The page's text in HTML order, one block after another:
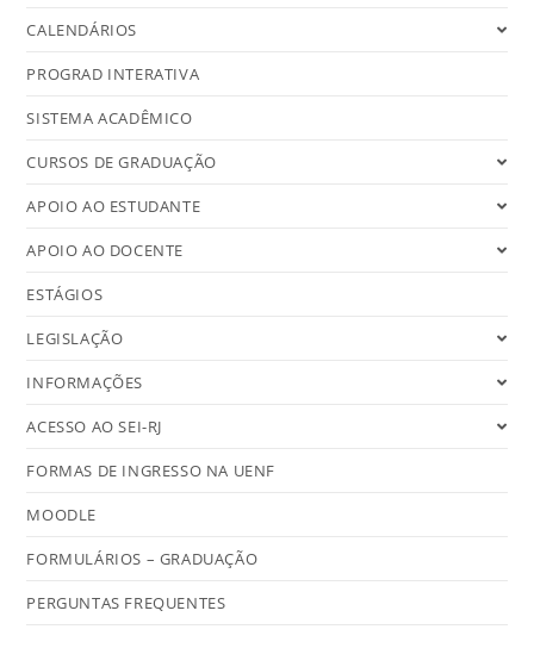
CALENDÁRIOS
PROGRAD INTERATIVA
SISTEMA ACADÊMICO
CURSOS DE GRADUAÇÃO
APOIO AO ESTUDANTE
APOIO AO DOCENTE
ESTÁGIOS
LEGISLAÇÃO
INFORMAÇÕES
ACESSO AO SEI-RJ
FORMAS DE INGRESSO NA UENF
MOODLE
FORMULÁRIOS – GRADUAÇÃO
PERGUNTAS FREQUENTES